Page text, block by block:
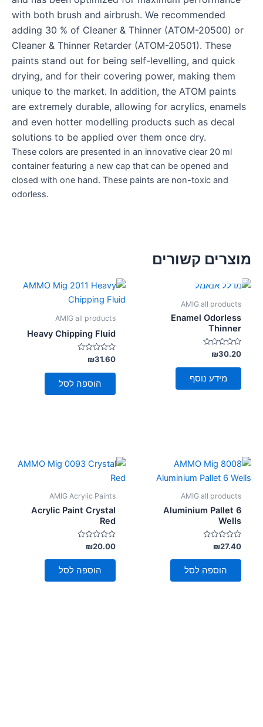
with both brush and airbrush. We recommended
adding 30 % of Cleaner & Thinner (ATOM-20500) or
Cleaner & Thinner Retarder (ATOM-20501). These
paints stand out for being self-levelling, and quick
drying, and for their covering power, making them
unique to the market. In addition, the ATOM paints
are extremely durable, allowing for acrylics, enamels
and even hotter modelling products such as decal
solutions to be applied over them once dry.
These colors are presented in an innovative clear 20 ml
container featuring a new cap that can be opened and
closed with one hand. These paints are non-toxic and
odorless.
מוצרים קשורים
AMIG all products
Enamel Odorless
Thinner
דורג
0
מתוך
₪30.20
מידע נוסף
AMIG all products
Heavy Chipping Fluid
דורג
0
מתוך
₪31.60
הוספה לסל
AMIG all products
Aluminium Pallet 6
Wells
דורג
0
מתוך
₪27.40
הוספה לסל
AMIG Acrylic Paints
Acrylic Paint Crystal
Red
דורג
0
מתוך
₪20.00
הוספה לסל